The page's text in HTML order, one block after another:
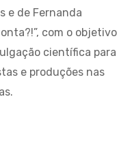
e de Fernanda
com o objetivo
científica para
e produções nas